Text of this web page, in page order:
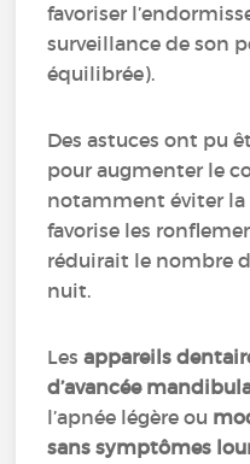
favoriser
surveillance de son
équilibrée).
Des astuces ont pu
pour augmenter le
notamment éviter
favorise les
réduirait le nombre
nuit.
Lesappareils
d’avancée
l’apnée légère ou
sans symptômes